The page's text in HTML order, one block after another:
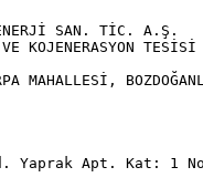
SAN. TİC. A.Ş.
KOJENERASYON TESİSİ
MAHALLESİ,
Yaprak Apt. Kat: 1